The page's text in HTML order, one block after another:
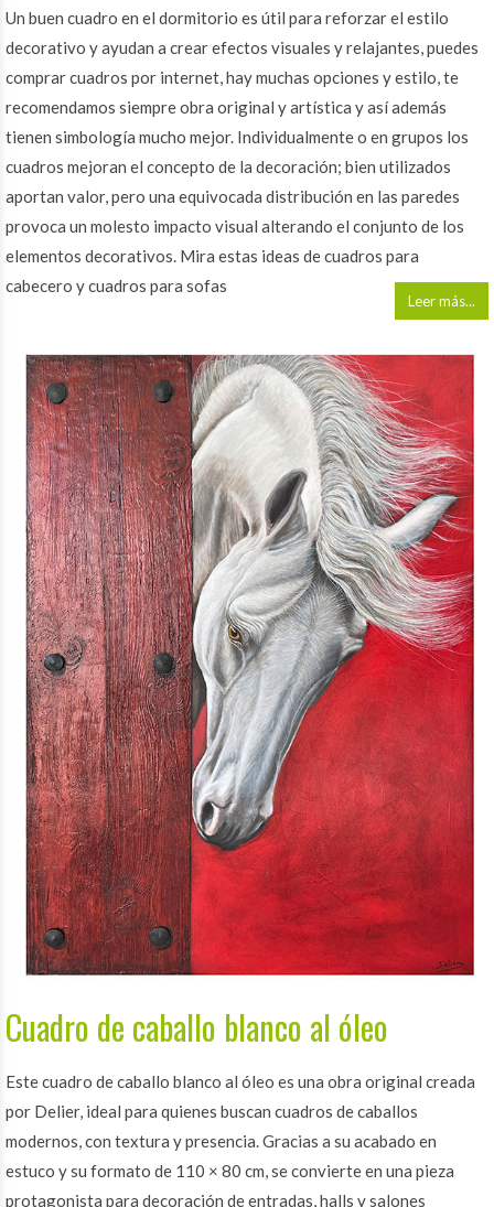
Un buen cuadro en el dormitorio es útil para reforzar el estilo
decorativo y ayudan a crear efectos visuales y relajantes, puedes
comprar cuadros por internet, hay muchas opciones y estilo, te
recomendamos siempre obra original y artística y así además
tienen simbología mucho mejor. Individualmente o en grupos los
cuadros mejoran el concepto de la decoración; bien utilizados
aportan valor, pero una equivocada distribución en las paredes
provoca un molesto impacto visual alterando el conjunto de los
elementos decorativos. Mira estas ideas de cuadros para
cabecero y cuadros para sofas
Leer más...
Cuadro de caballo blanco al óleo
Este cuadro de caballo blanco al óleo es una obra original creada
por Delier, ideal para quienes buscan cuadros de caballos
modernos, con textura y presencia. Gracias a su acabado en
estuco y su formato de 110 × 80 cm, se convierte en una pieza
protagonista para decoración de entradas, halls y salones